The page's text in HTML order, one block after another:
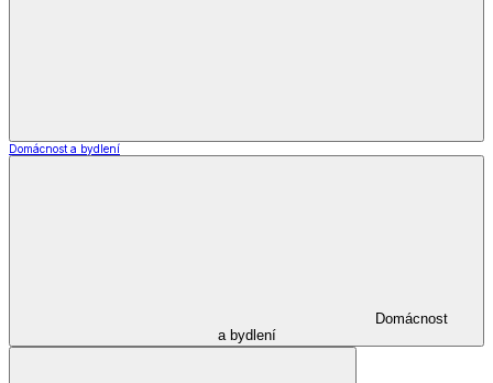
Domácnost a bydlení
Domácnost
a bydlení